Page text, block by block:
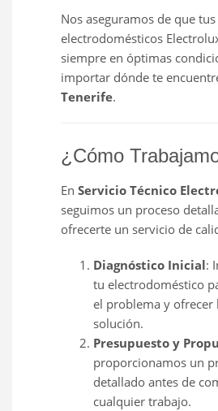
Nos aseguramos de que tus
electrodomésticos
siempre en óptimas
importar dónde te
Tenerife.
¿Cómo
En Servicio Técnico
seguimos un proceso
ofrecerte un servicio de
Diagnóstico Inicial:
tu electrodoméstico
el problema y ofrecer
solución.
Presupuesto y
proporcionamos un
detallado antes de
cualquier trabajo.